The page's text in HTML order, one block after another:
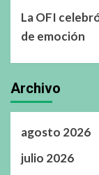
La OFI
de emoción
Archivo
agosto 2026
julio 2026